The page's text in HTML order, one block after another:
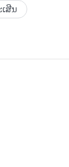
ຈໍາກັດຢູ່ທີ່ການ
ເສີນ